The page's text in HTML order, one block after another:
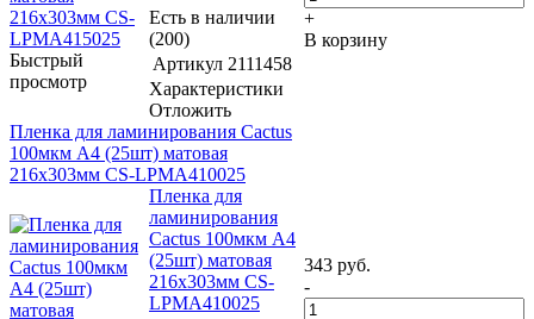
Быстрый
просмотр
Есть в наличии
(200)
Артикул 2111458
Характеристики
Отложить
+
В корзину
Пленка для ламинирования Cactus
100мкм A4 (25шт) матовая
216x303мм CS-LPMА410025
Пленка для
ламинирования
Cactus 100мкм A4
(25шт) матовая
216x303мм CS-
LPMА410025
343 руб.
-